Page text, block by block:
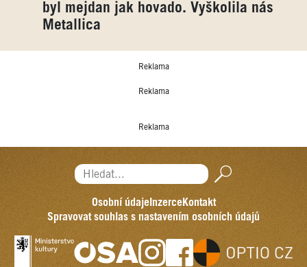
byl mejdan jak hovado. Vyškolila nás
Metallica
Reklama
Reklama
Reklama
Hledat...
Osobní údajeInzerceKontakt
Spravovat souhlas s nastavením osobních údajů